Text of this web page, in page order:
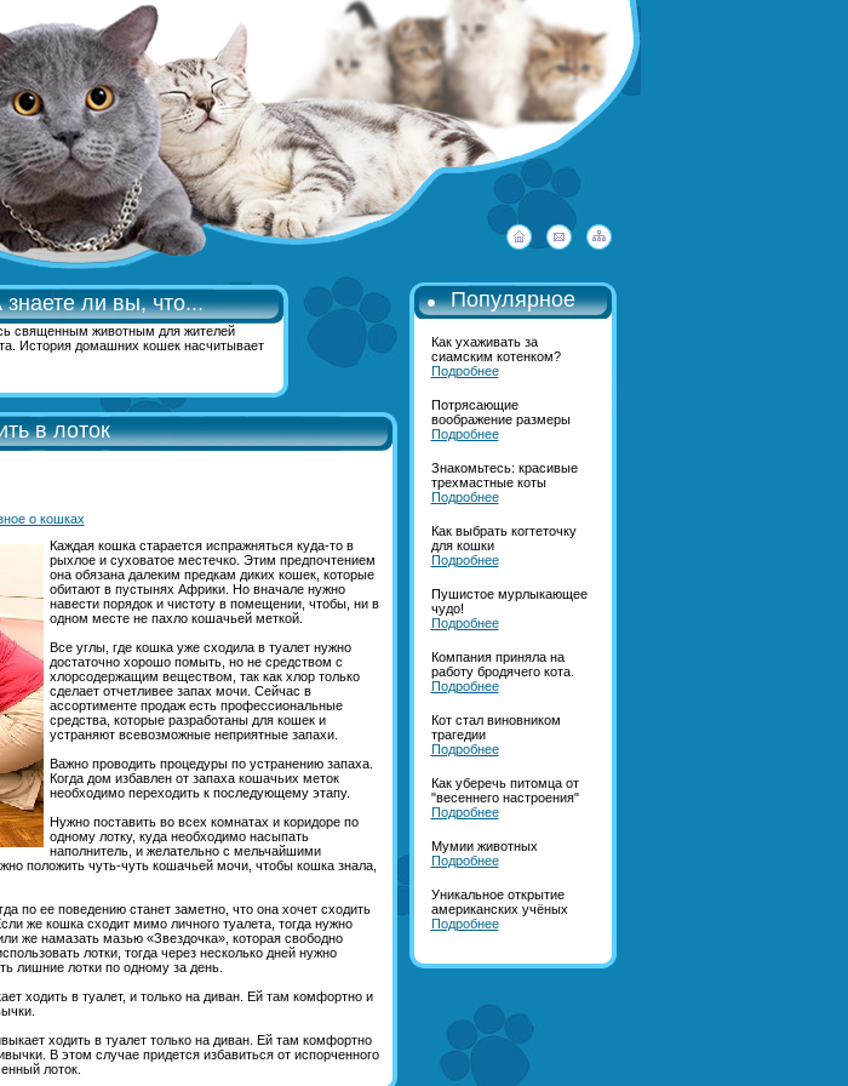
знаете ли вы, что...
священным животным для жителей
История домашних кошек насчитывает
в лоток
о кошках
Каждая кошка старается испражняться куда-то в
рыхлое и суховатое местечко. Этим предпочтением
она обязана далеким предкам диких кошек, которые
обитают в пустынях Африки. Но вначале нужно
навести порядок и чистоту в помещении, чтобы, ни в
одном месте не пахло кошачьей меткой.
Все углы, где кошка уже сходила в туалет нужно
достаточно хорошо помыть, но не средством с
хлорсодержащим веществом, так как хлор только
сделает отчетливее запах мочи. Сейчас в
ассортименте продаж есть профессиональные
средства, которые разработаны для кошек и
устраняют всевозможные неприятные запахи.
Важно проводить процедуры по устранению запаха.
Когда дом избавлен от запаха кошачьих меток
необходимо переходить к последующему этапу.
Нужно поставить во всех комнатах и коридоре по
одному лотку, куда необходимо насыпать
наполнитель, и желательно с мельчайшими
положить чуть-чуть кошачьей мочи, чтобы кошка знала,
по ее поведению станет заметно, что она хочет сходить
же кошка сходит мимо личного туалета, тогда нужно
же намазать мазью «Звездочка», которая свободно
лотки, тогда через несколько дней нужно
лишние лотки по одному за день.
ходить в туалет, и только на диван. Ей там комфортно и
ходить в туалет только на диван. Ей там комфортно
В этом случае придется избавиться от испорченного
лоток.
Популярное
Как ухаживать за
сиамским котенком?
Подробнее
Потрясающие
воображение размеры
Подробнее
Знакомьтесь: красивые
трехмастные коты
Подробнее
Как выбрать когтеточку
для кошки
Подробнее
Пушистое мурлыкающее
чудо!
Подробнее
Компания приняла на
работу бродячего кота.
Подробнее
Кот стал виновником
трагедии
Подробнее
Как уберечь питомца от
"весеннего настроения"
Подробнее
Мумии животных
Подробнее
Уникальное открытие
американских учёных
Подробнее